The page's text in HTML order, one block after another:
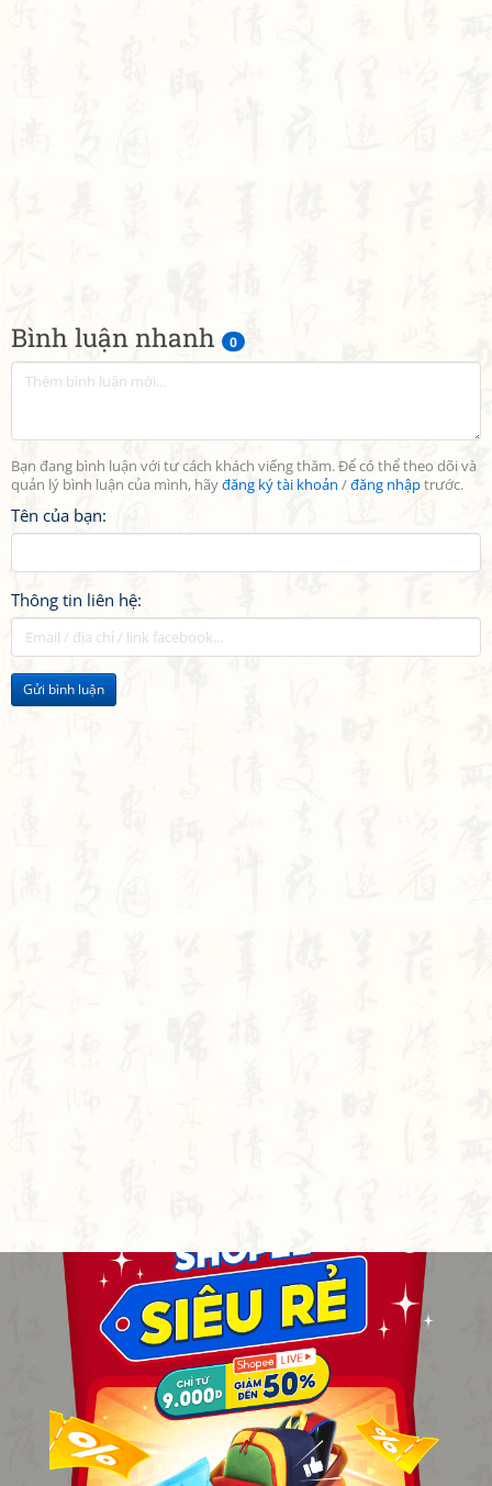
Bình luận nhanh 0
Bạn đang bình luận với tư cách khách viếng thăm. Để có thể theo dõi và
quản lý bình luận của mình, hãyđăng ký tài khoản /đăng nhậptrước.
Tên của bạn:
Thông tin liên hệ:
Gửi bình luận